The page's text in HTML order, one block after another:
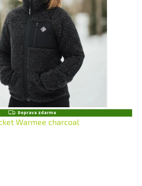
Z
D
A
Doprava zdarma
Warmee charcoal